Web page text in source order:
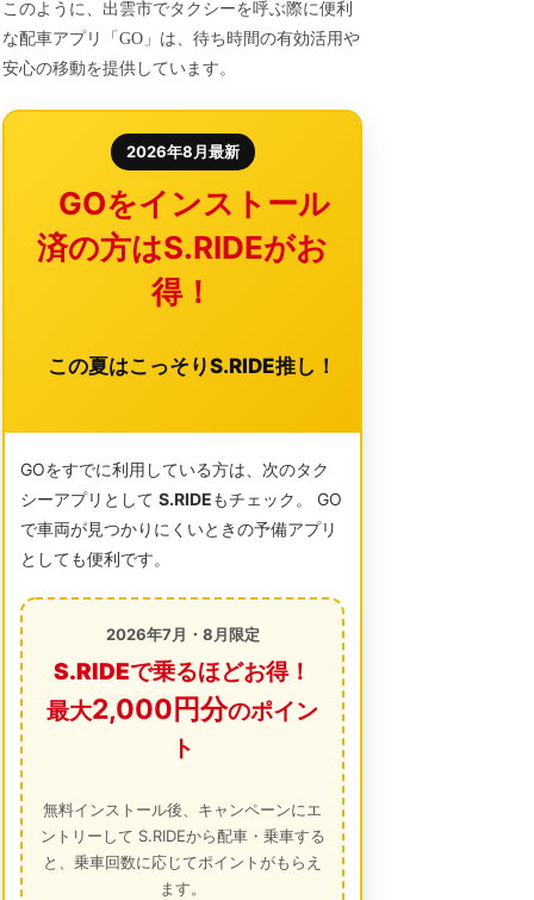
このように、出雲市でタクシーを呼ぶ際に便利
な配車アプリ「GO」は、待ち時間の有効活用や
安心の移動を提供しています。
2026年8月最新
GOをインストール
済の方はS.RIDEがお
得！
この夏はこっそりS.RIDE推し！
GOをすでに利用している方は、次のタク
シーアプリとしてS.RIDEもチェック。 GO
で車両が見つかりにくいときの予備アプリ
としても便利です。
2026年7月・8月限定
S.RIDEで乗るほどお得！
最大2,000円分のポイン
ト
無料インストール後、キャンペーンにエ
ントリーして S.RIDEから配車・乗車する
と、乗車回数に応じてポイントがもらえ
ます。